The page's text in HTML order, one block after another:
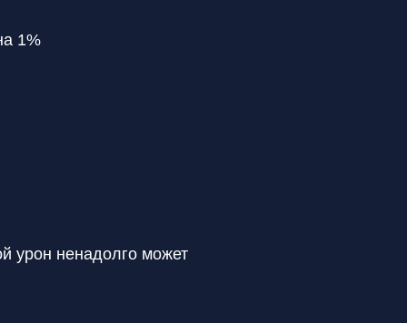
1%
урон ненадолго может